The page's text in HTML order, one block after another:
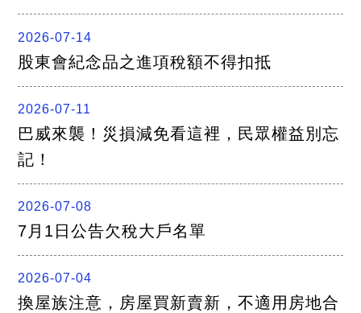
2026-07-14
股東會紀念品之進項稅額不得扣抵
2026-07-11
巴威來襲！災損減免看這裡，民眾權益別忘
記！
2026-07-08
7月1日公告欠稅大戶名單
2026-07-04
換屋族注意，房屋買新賣新，不適用房地合